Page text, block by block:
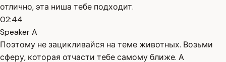
отлично, эта ниша тебе подходит.
02:44
Speaker A
Поэтому не зацикливайся на теме животных. Возьми
сферу, которая отчасти тебе самому ближе. А